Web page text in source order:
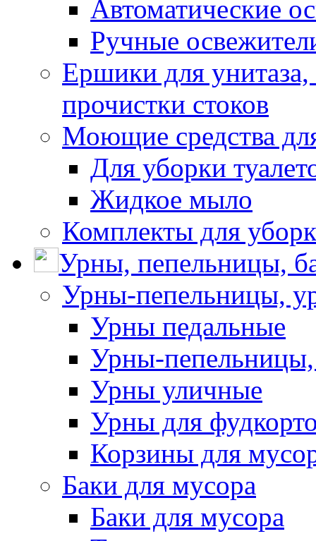
Автоматические
Ручные
Ершики для
прочистки стоков
Моющие средства
Для уборки
Жидкое мыло
Комплекты для
Урны, пепельницы,
Урны-пепельницы,
Урны педальные
Урны-
Урны уличные
Урны для
Корзины для
Баки для мусора
Баки для мусора